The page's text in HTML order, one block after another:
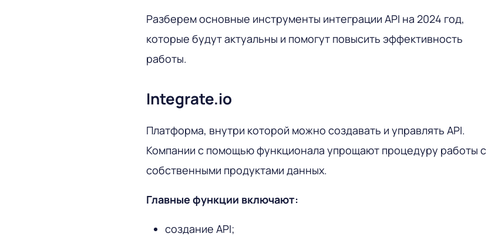
Разберем основные инструменты интеграции API на 2024 год,
которые будут актуальны и помогут повысить эффективность
работы.
Integrate.io
Платформа, внутри которой можно создавать и управлять API.
Компании с помощью функционала упрощают процедуру работы с
собственными продуктами данных.
Главные функции включают:
создание API;